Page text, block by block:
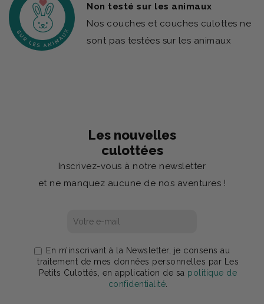
Non testé sur les animaux
Nos couches et couches culottes ne
sont pas testées sur les animaux
Les nouvelles
culottées
Inscrivez-vous à notre newsletter
et ne manquez aucune de nos aventures !
En m’inscrivant à la Newsletter, je consens au
traitement de mes données personnelles par Les
Petits Culottés, en application de sa politique de
confidentialité